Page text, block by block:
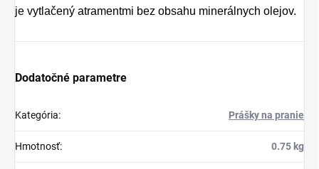
je vytlačený atramentmi bez obsahu minerálnych olejov.
Dodatočné parametre
Kategória: Prášky na pranie
Hmotnosť: 0.75 kg